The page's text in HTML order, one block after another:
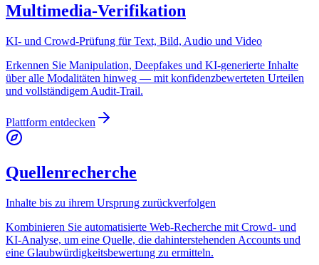
Multimedia-Verifikation
KI- und Crowd-Prüfung für Text, Bild, Audio und Video
Erkennen Sie Manipulation, Deepfakes und KI-generierte Inhalte
über alle Modalitäten hinweg — mit konfidenzbewerteten Urteilen
und vollständigem Audit-Trail.
Plattform entdecken
Quellenrecherche
Inhalte bis zu ihrem Ursprung zurückverfolgen
Kombinieren Sie automatisierte Web-Recherche mit Crowd- und
KI-Analyse, um eine Quelle, die dahinterstehenden Accounts und
eine Glaubwürdigkeitsbewertung zu ermitteln.